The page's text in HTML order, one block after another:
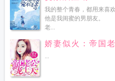
我的整个青春，都用来
他是我闺蜜的男朋友。
老...
娇妻似火：帝国
...